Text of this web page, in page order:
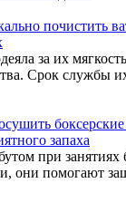
почистить
за их
Срок службы
запаха
при занятиях
они помогают